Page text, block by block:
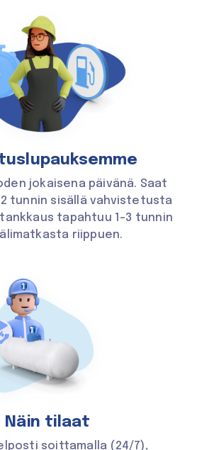
jokaisena päivänä. Saat
tunnin sisällä vahvistetusta
tapahtuu 1-3 tunnin
riippuen.
Näin tilaat
soittamalla (24/7),